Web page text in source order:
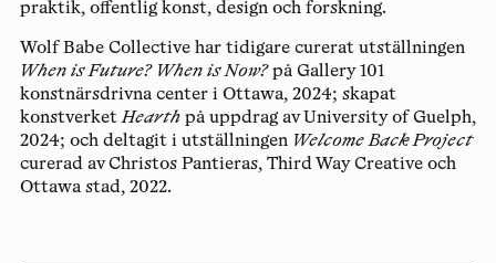
praktik, offentlig konst, design och forskning.
Wolf Babe Collective har tidigare curerat utställningen
When is Future? When is Now?på Gallery 101
konstnärsdrivna center i Ottawa, 2024; skapat
konstverketHearthpå uppdrag av University of Guelph,
2024; och deltagit i utställningen Welcome Back Project
curerad av Christos Pantieras, Third Way Creative och
Ottawa stad, 2022.